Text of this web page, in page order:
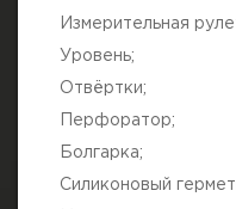
Измерительная
Уровень;
Отвёртки;
Перфоратор;
Болгарка;
Силиконовый